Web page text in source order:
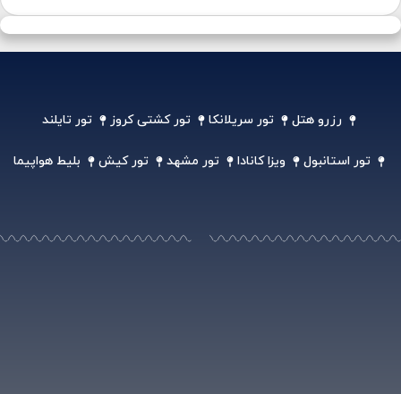
رزرو هتل تور سریلانکا تور کشتی کروز تور تایلند
تور استانبول ویزا کانادا تور مشهد تور کیش بلیط هواپیما